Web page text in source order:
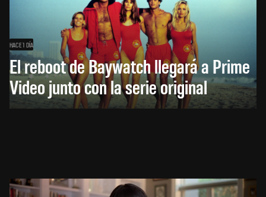
HACE 1 DÍA
El reboot de Baywatch llegará a Prime
Video junto con la serie original